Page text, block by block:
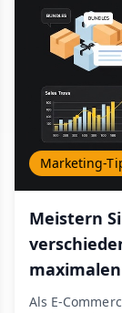
Marketing-
Meistern
Als E-